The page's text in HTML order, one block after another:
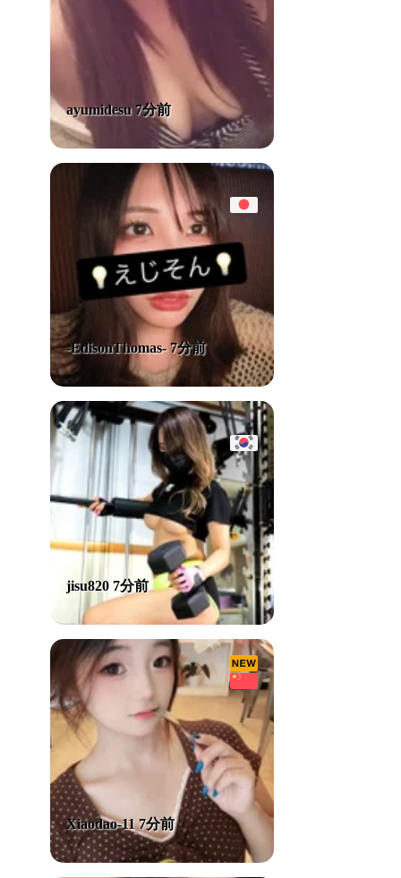
ayumidesu 7分前
-EdisonThomas- 7分前
jisu820 7分前
Xiaodao-11 7分前